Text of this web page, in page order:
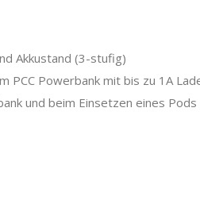
Akkustand (3-stufig)
PCC Powerbank mit bis zu 1A
und beim Einsetzen eines Pods